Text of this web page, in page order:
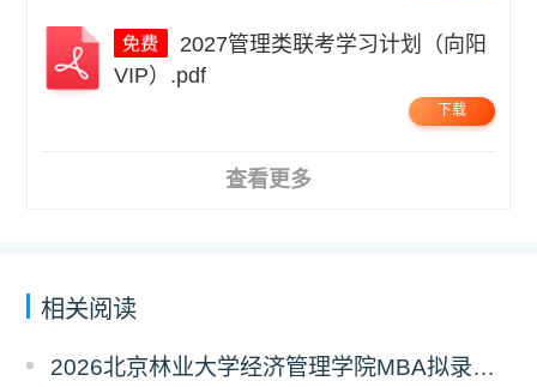
VIP）.pdf
下载
查看更多
相关阅读
2026北京林业大学经济管理学院MBA拟录取分析解读